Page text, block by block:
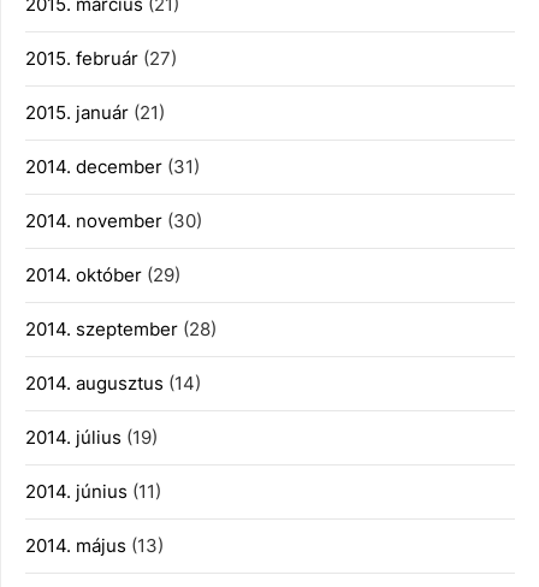
2015. február (27)
2015. január (21)
2014. december (31)
2014. november (30)
2014. október (29)
2014. szeptember (28)
2014. augusztus (14)
2014. július (19)
2014. június (11)
2014. május (13)